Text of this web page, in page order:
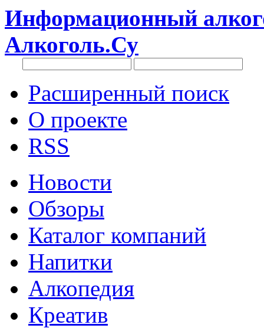
Информационный
Алкоголь.Су
Расширенный поиск
О проекте
RSS
Новости
Обзоры
Каталог компаний
Напитки
Алкопедия
Креатив